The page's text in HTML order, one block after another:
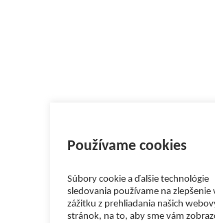
Používame cookies
Súbory cookie a ďalšie technológie
sledovania používame na zlepšenie
zážitku z prehliadania našich
stránok, na to, aby sme vám